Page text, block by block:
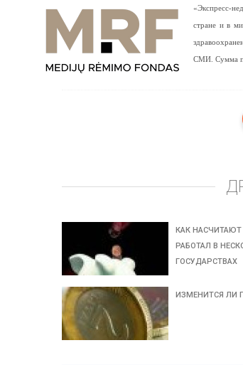
«Экспресс-
стране и в
СМИ. Сумма
КАК
РАБОТАЛ В
ГОСУДАРСТВАХ
ИЗМЕНИТСЯ ЛИ